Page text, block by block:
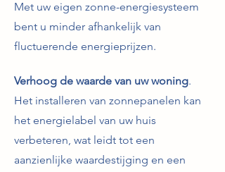
Met uw eigen zonne-energiesysteem
bent u minder afhankelijk van
fluctuerende energieprijzen.
Verhoog de waarde van uw woning.
Het installeren van zonnepanelen kan
het energielabel van uw huis
verbeteren, wat leidt tot een
aanzienlijke waardestijging en een